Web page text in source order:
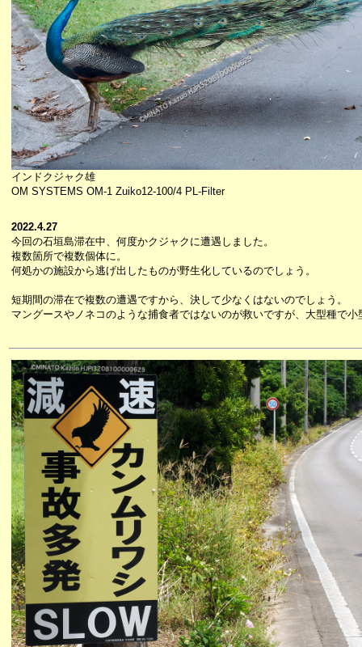
インドクジャク雄
OM SYSTEMS OM-1 Zuiko12-100/4 PL-Filter
2022.4.27
今回の石垣島滞在中、何度かクジャクに遭遇しました。
複数箇所で複数個体に。
何処かの施設から逃げ出したものが野生化しているのでしょう。
短期間の滞在で複数の遭遇ですから、決して少なくはないのでしょう。
マングースやノネコのような捕食者ではないのが救いですが、大型種で